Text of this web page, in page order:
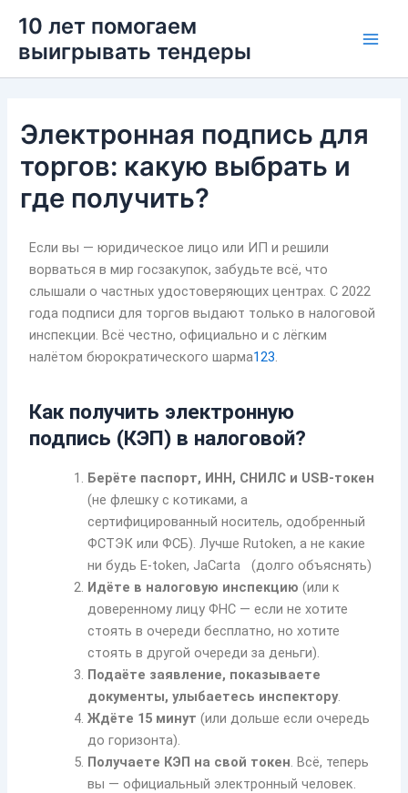
содержимому
10 лет помогаем
выигрывать тендеры
Электронная подпись для
торгов: какую выбрать и
где получить?
Если вы — юридическое лицо или ИП и решили
ворваться в мир госзакупок, забудьте всё, что
слышали о частных удостоверяющих центрах. С 2022
года подписи для торгов выдают только в налоговой
инспекции. Всё честно, официально и с лёгким
налётом бюрократического шарма123.
Как получить электронную
подпись (КЭП) в налоговой?
Берёте паспорт, ИНН, СНИЛС и USB-токен
(не флешку с котиками, а
сертифицированный носитель, одобренный
ФСТЭК или ФСБ). Лучше Rutoken, а не какие
ни будь E-token, JaСarta (долго объяснять)
Идёте в налоговую инспекцию (или к
доверенному лицу ФНС — если не хотите
стоять в очереди бесплатно, но хотите
стоять в другой очереди за деньги).
Подаёте заявление, показываете
документы, улыбаетесь инспектору.
Ждёте 15 минут (или дольше если очередь
до горизонта).
Получаете КЭП на свой токен. Всё, теперь
вы — официальный электронный человек.